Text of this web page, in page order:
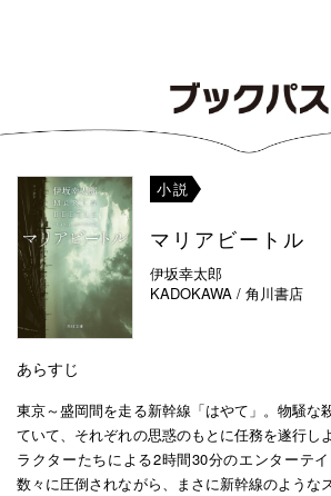
小説
マリアビートル
伊坂幸太郎
KADOKAWA / 角川書店
あらすじ
東京～盛岡間を走る新幹線「はやて」。物騒な
ていて、それぞれの思惑のもとに任務を遂行
ラクターたちによる2時間30分のエンターテ
数々に圧倒されながら、まさに新幹線のような